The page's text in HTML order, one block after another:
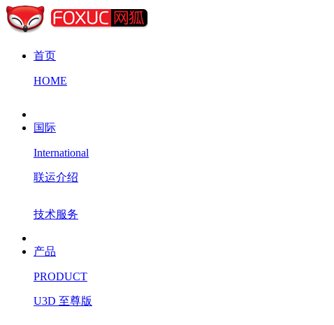
首页
HOME
国际
International
联运介绍
技术服务
产品
PRODUCT
U3D 至尊版